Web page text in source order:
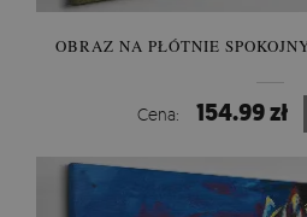
OBRAZ NA PŁÓTNIE
Cena: 154.99 zł